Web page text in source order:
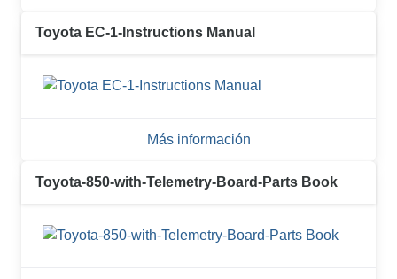
Toyota EC-1-Instructions Manual
Más información
Toyota-850-with-Telemetry-Board-Parts Book